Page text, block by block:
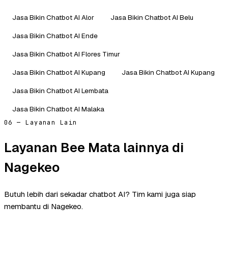
Jasa Bikin Chatbot AI Alor
Jasa Bikin Chatbot AI Belu
Jasa Bikin Chatbot AI Ende
Jasa Bikin Chatbot AI Flores Timur
Jasa Bikin Chatbot AI Kupang
Jasa Bikin Chatbot AI Kupang
Jasa Bikin Chatbot AI Lembata
Jasa Bikin Chatbot AI Malaka
06 — Layanan Lain
Layanan Bee Mata lainnya di
Nagekeo
Butuh lebih dari sekadar chatbot AI? Tim kami juga siap
membantu di Nagekeo.